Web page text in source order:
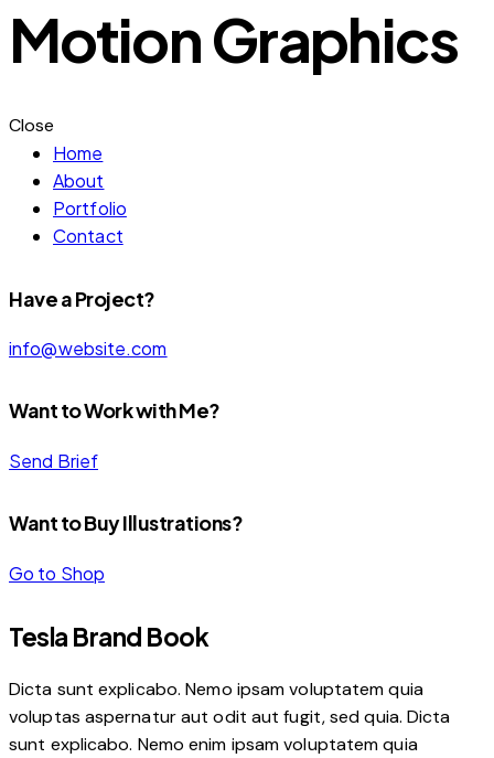
Motion Graphics
Close
Home
About
Portfolio
Contact
Have a Project?
info@website.com
Want to Work with Me?
Send Brief
Want to Buy Illustrations?
Go to Shop
Tesla Brand Book
Dicta sunt explicabo. Nemo ipsam voluptatem quia
voluptas aspernatur aut odit aut fugit, sed quia. Dicta
sunt explicabo. Nemo enim ipsam voluptatem quia